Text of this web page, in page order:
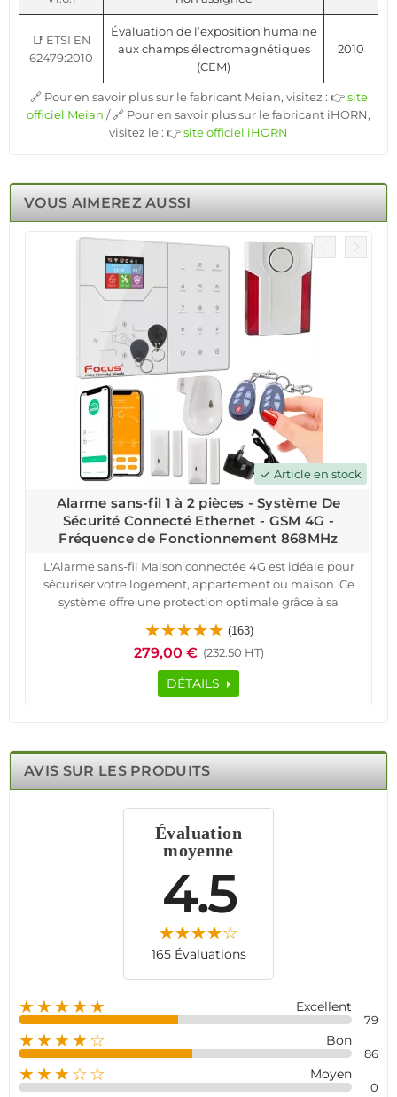
📑 ETSI EN
62479:2010
Évaluation de l’exposition humaine
aux champs électromagnétiques
(CEM)
2010
🔗 Pour en savoir plus sur le fabricant Meian, visitez : 👉site
officiel Meian / 🔗 Pour en savoir plus sur le fabricant iHORN,
visitez le : 👉site officiel iHORN
VOUS AIMEREZ AUSSI
check Article en stock
Alarme sans-fil 1 à 2 pièces - Système De
Sécurité Connecté Ethernet - GSM 4G -
Fréquence de Fonctionnement 868MHz
L'Alarme sans-fil Maison connectée 4G est idéale pour
sécuriser votre logement, appartement ou maison. Ce
système offre une protection optimale grâce à sa
avec toutes les box internet et fibre, vous permettant de
contrôler votre système à distance via une application
iOS/Android.
Le pack comprend une centrale d'alarme HA-VGT avec
personnalisables. Avant expédition, nos techniciens
système d'alarme pour une installation simplifiée.
N'attendez plus pour sécuriser vos biens!
(163)
279,00 € (232.50 HT)
DÉTAILS
AVIS SUR LES PRODUITS
Évaluation
moyenne
4.5
165 Évaluations
★★★★★ Excellent
79
★★★★☆ Bon
86
★★★☆☆ Moyen
0